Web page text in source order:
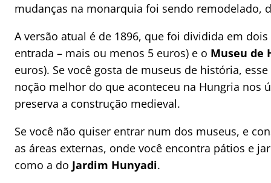
mudanças na monarquia foi sendo remodelado,
A versão atual é de 1896, que foi dividida em
entrada – mais ou menos 5 euros) e o Museu de
euros). Se você gosta de museus de história,
noção melhor do que aconteceu na Hungria nos
preserva a construção medieval.
Se você não quiser entrar num dos museus, e
as áreas externas, onde você encontra pátios e
como a do Jardim Hunyadi.